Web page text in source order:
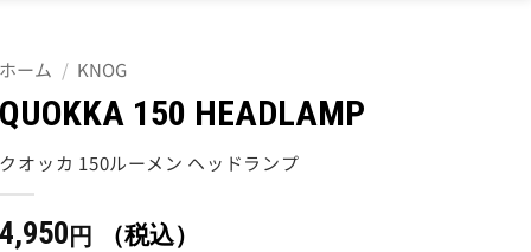
ホーム / KNOG
QUOKKA 150 HEADLAMP
クオッカ 150ルーメン ヘッドランプ
4,950 円 （税込）